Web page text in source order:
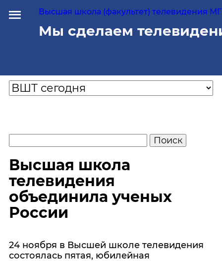
Высшая школа (факультет) телевидения
Мы сделаем
Высшая школа
телевидения
объединила ученых
России
24 ноября в Высшей школе телевидения
состоялась пятая, юбилейная